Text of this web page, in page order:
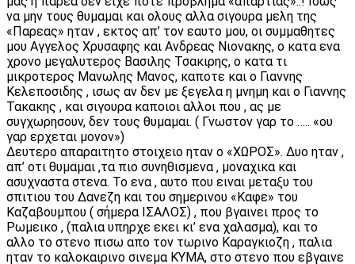
να μην τους θυμαμαι και ολους αλλα σιγουρα μελη της
«Παρεας» ηταν , εκτος απ’ τον εαυτο μου, οι συμμαθητες
μου Αγγελος Χρυσαφης και Ανδρεας Νιονακης, ο κατα ενα
χρονο μεγαλυτερος Βασιλης Τσακιρης, ο κατα τι
μικροτερος Μανωλης Μανος, καποτε και ο Γιαννης
Κελεποσιδης , ισως αν δεν με ξεγελα η μνημη και ο Γιαννης
Τακακης , και σιγουρα καποιοι αλλοι που , ας με
συγχωρησουν, δεν τους θυμαμαι. ( Γνωστον γαρ το ….. «ου
γαρ ερχεται μονον»)
Δευτερο απαραιτητο στοιχειο ηταν ο «ΧΩΡΟΣ». Δυο ηταν ,
απ’ οτι θυμαμαι ,τα πιο συνηθισμενα , μοναχικα και
ασυχναστα στενα. Το ενα , αυτο που ειναι μεταξυ του
σπιτιου του Δανεζη και του σημερινου «Καφε» του
Καζαβουμπου ( σήμερα ΙΣΑΛΟΣ) , που βγαινει προς το
Ρωμεικο , (παλια υπηρχε εκει κι’ ενα χαλασμα), και το
αλλο το στενο πισω απο τον τωρινο Καραγκιοζη , παλια
ηταν το καλοκαιρινο σινεμα ΚΥΜΑ, στο στενο που εβγαινε